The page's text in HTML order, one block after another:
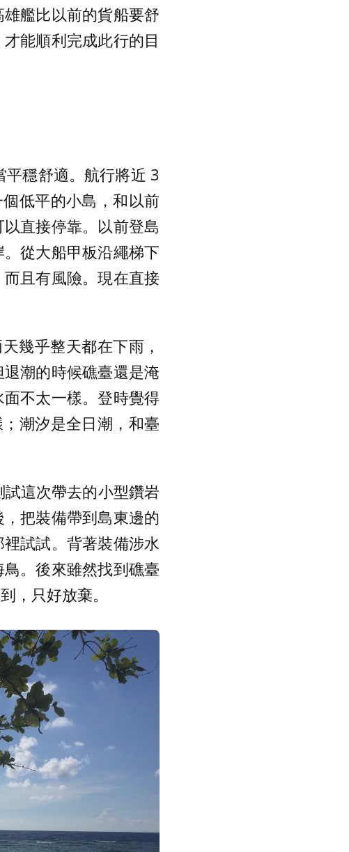
艦比以前的貨船要舒
能順利完成此行的目
穩舒適。航行將近 3
低平的小島，和以前
直接停靠。以前登島
從大船甲板沿繩梯下
且有風險。現在直接
幾乎整天都在下雨，
潮的時候礁臺還是淹
不太一樣。登時覺得
潮汐是全日潮，和臺
這次帶去的小型鑽岩
把裝備帶到島東邊的
試試。背著裝備涉水
。後來雖然找到礁臺
，只好放棄。